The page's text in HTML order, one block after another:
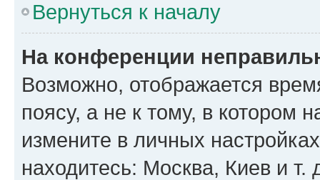
Вернуться к началу
На конференции
Возможно, отображается
поясу, а не к тому, в котором
измените в личных
находитесь: Москва, Киев и т.